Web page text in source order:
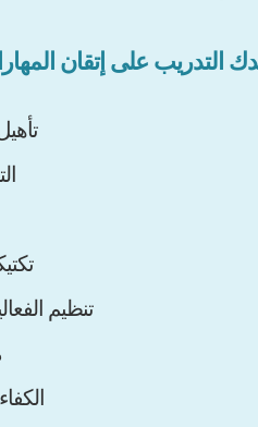
تنظيم